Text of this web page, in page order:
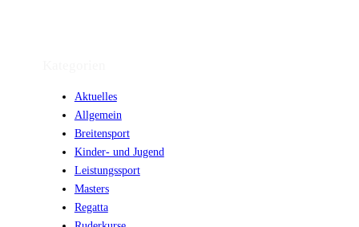
Aktuelles
Allgemein
Breitensport
Kinder- und Jugend
Leistungssport
Masters
Regatta